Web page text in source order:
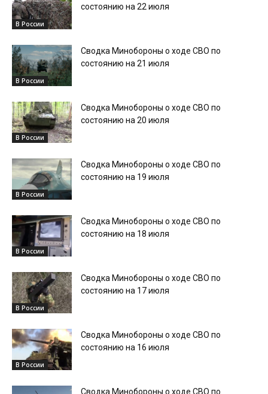
В России
состоянию на 22 июля
В России
Сводка Минобороны о ходе СВО по
состоянию на 21 июля
В России
Сводка Минобороны о ходе СВО по
состоянию на 20 июля
В России
Сводка Минобороны о ходе СВО по
состоянию на 19 июля
В России
Сводка Минобороны о ходе СВО по
состоянию на 18 июля
В России
Сводка Минобороны о ходе СВО по
состоянию на 17 июля
В России
Сводка Минобороны о ходе СВО по
состоянию на 16 июля
Сводка Минобороны о ходе СВО по